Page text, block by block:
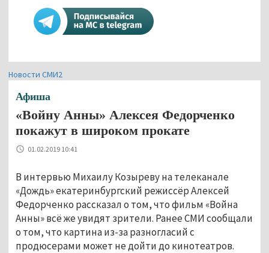
Новости СМИ2
Афиша
«Войну Анны» Алексея Федорченко
покажут в широком прокате
01.02.2019 10:41
В интервью Михаилу Козыреву на телеканале
«Дождь» екатеринбургский режиссёр Алексей
Федорченко рассказал о том, что фильм «Война
Анны» всё же увидят зрители. Ранее СМИ сообщали
о том, что картина из-за разногласий с
продюсерами может не дойти до кинотеатров.